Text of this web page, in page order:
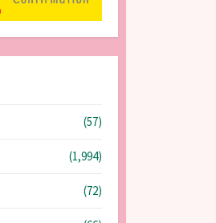
(57)
(1,994)
(72)